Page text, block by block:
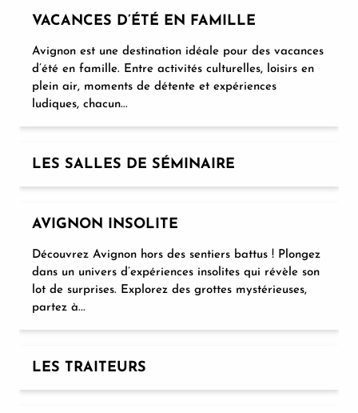
VACANCES D’ÉTÉ EN FAMILLE
Avignon est une destination idéale pour des vacances
d’été en famille. Entre activités culturelles, loisirs en
plein air, moments de détente et expériences
ludiques, chacun...
LES SALLES DE SÉMINAIRE
AVIGNON INSOLITE
Découvrez Avignon hors des sentiers battus ! Plongez
dans un univers d’expériences insolites qui révèle son
lot de surprises. Explorez des grottes mystérieuses,
partez à...
LES TRAITEURS